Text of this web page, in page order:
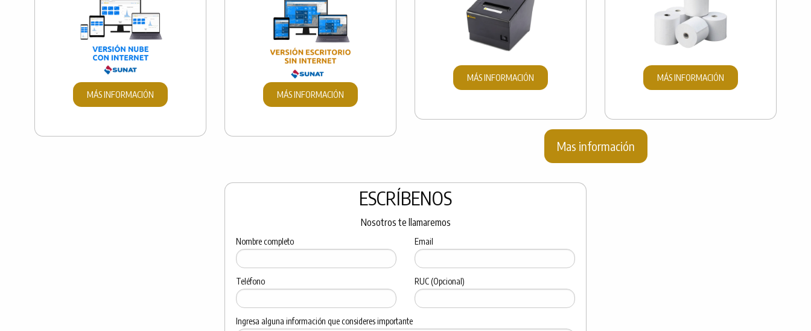
MÁS INFORMACIÓN MÁS INFORMACIÓN
MÁS INFORMACIÓN MÁS INFORMACIÓN
Mas información
ESCRÍBENOS
Nosotros te llamaremos
Nombre completo Email
Teléfono RUC (Opcional)
Ingresa alguna información que consideres importante